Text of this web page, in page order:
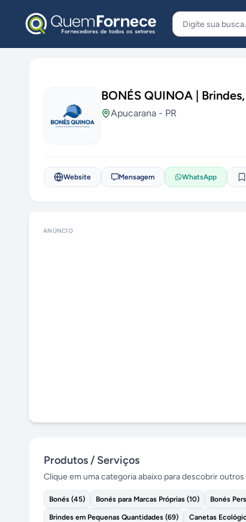
BONÉS QUINOA |
Apucarana - PR
Website Mensagem WhatsApp
ANÚNCIO
Produtos / Serviços
Clique em uma categoria abaixo para descobrir
Bonés (45) Bonés para Marcas Próprias (10) Bonés
Brindes em Pequenas Quantidades (69) Canetas